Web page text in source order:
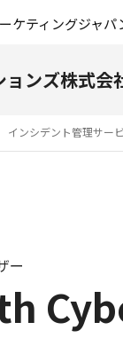
ケティングジャパ
ョンズ株式会
インシデント管理サー
ー